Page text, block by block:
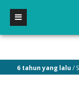
6 tahun yang lalu/